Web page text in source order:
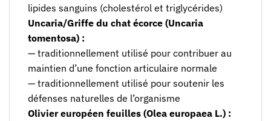
lipides sanguins (cholestérol et triglycérides)
Uncaria/Griffe du chat écorce (Uncaria
tomentosa) :
— traditionnellement utilisé pour contribuer au
maintien d’une fonction articulaire normale
— traditionnellement utilisé pour soutenir les
défenses naturelles de l’organisme
Olivier européen feuilles (Olea europaea L.) :